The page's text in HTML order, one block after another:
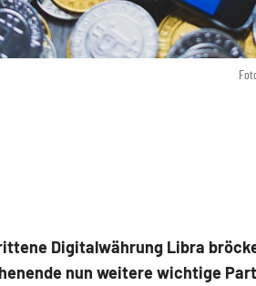
Digitalwährung Libra
nun weitere wichtige